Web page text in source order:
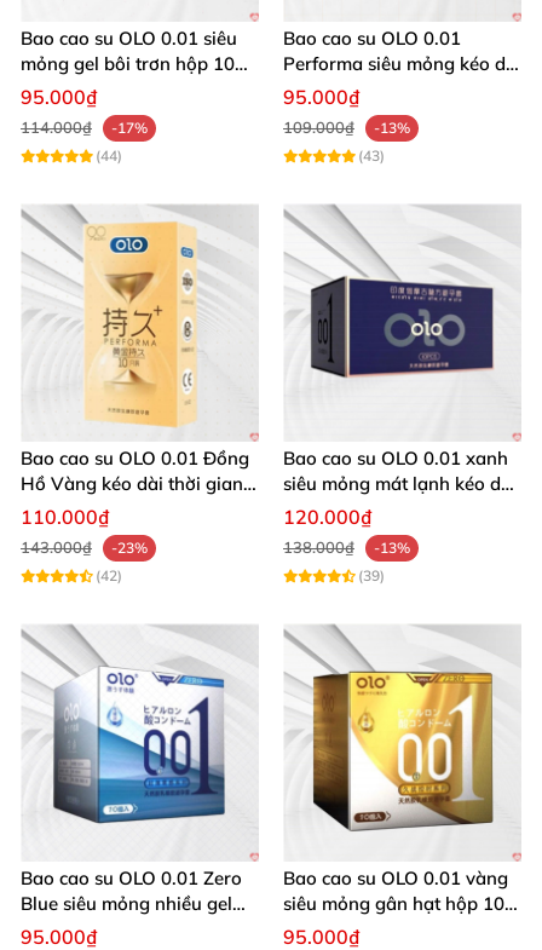
Bao cao su OLO 0.01 siêu
mỏng gel bôi trơn hộp 10
chiếc mềm mại
95.000₫
114.000₫
-17%
(44)
Bao cao su OLO 0.01
Performa siêu mỏng kéo dài
thời gian hộp 10 cái
95.000₫
109.000₫
-13%
(43)
Bao cao su OLO 0.01 Đồng
Hồ Vàng kéo dài thời gian
gel bôi trơn an toàn hiệu
110.000₫
143.000₫
-23%
(42)
Bao cao su OLO 0.01 xanh
siêu mỏng mát lạnh kéo dài
thời gian quan hệ
120.000₫
138.000₫
-13%
(39)
Bao cao su OLO 0.01 Zero
Blue siêu mỏng nhiều gel
bôi trơn hộp 10 cái giá tốt
95.000₫
Bao cao su OLO 0.01 vàng
siêu mỏng gân hạt hộp 10
cái
95.000₫